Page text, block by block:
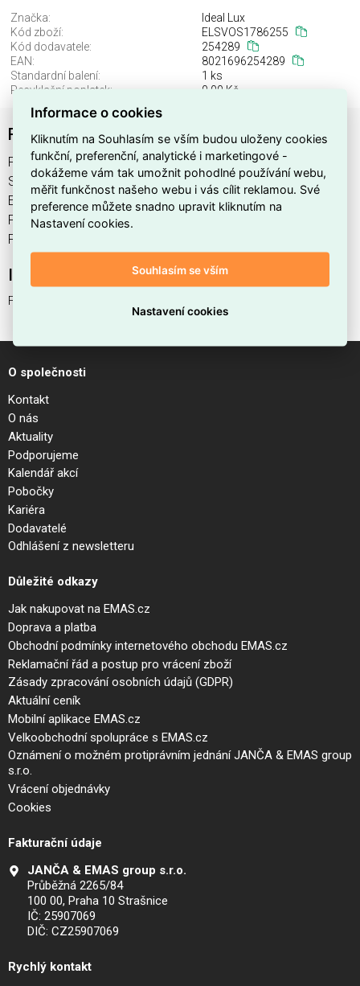
Značka:
Ideal Lux
Kód zboží:
ELSVOS1786255
Kód dodavatele:
254289
EAN:
8021696254289
Standardní balení:
1 ks
Recyklační poplatek:
0,00 Kč
FLY KIT PENDANT BIANCO
FLY KIT PENDANT BIANCO najdete v kategoriích Svítidla,
Svítidla, světelné zdroje a LED osvětlení, výrobce Ideal Lux,
EAN 8021696254289, kód dodavatele 254289. FLY KIT
PENDANT BIANCO nabízíme od 1 ks. Kód EMAS FLY KIT
PENDANT BIANCO je ELSVOS1786255.
Interní název produktu
FLY KIT PENDANT BIANCO
O společnosti
Kontakt
O nás
Aktuality
Podporujeme
Kalendář akcí
Pobočky
Kariéra
Dodavatelé
Odhlášení z newsletteru
Důležité odkazy
Jak nakupovat na EMAS.cz
Doprava a platba
Obchodní podmínky internetového obchodu EMAS.cz
Reklamační řád a postup pro vrácení zboží
Zásady zpracování osobních údajů (GDPR)
Aktuální ceník
Mobilní aplikace EMAS.cz
Velkoobchodní spolupráce s EMAS.cz
Oznámení o možném protiprávním jednání JANČA & EMAS group
s.r.o.
Vrácení objednávky
Cookies
Fakturační údaje
JANČA & EMAS group s.r.o.
Průběžná 2265/84
100 00, Praha 10 Strašnice
IČ: 25907069
DIČ: CZ25907069
Rychlý kontakt
Informace o cookies
Kliknutím na Souhlasím se vším budou uloženy cookies
funkční, preferenční, analytické i marketingové -
dokážeme vám tak umožnit pohodlné používání webu,
měřit funkčnost našeho webu i vás cílit reklamou. Své
preference můžete snadno upravit kliknutím na
Nastavení cookies.
Souhlasím se vším
Nastavení cookies